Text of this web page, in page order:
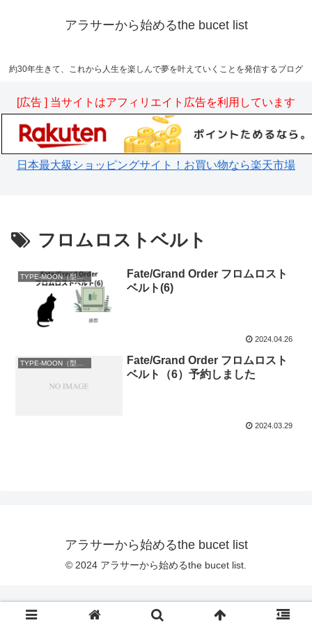
アラサーから始めるthe bucet list
約30年生きて、これから人生を楽しんで夢を叶えていくことを発信するブログ
[広告 ] 当サイトはアフィリエイト広告を利用しています
日本最大級ショッピングサイト！お買い物なら楽天市場
フロムロストベルト
TYPE-MOON（型月）
Fate/Grand Order フロムロスト
ベルト(6)
2024.04.26
Fate/Grand Order フロムロスト
ベルト（6）予約しました
2024.03.29
アラサーから始めるthe bucet list
© 2024 アラサーから始めるthe bucet list.